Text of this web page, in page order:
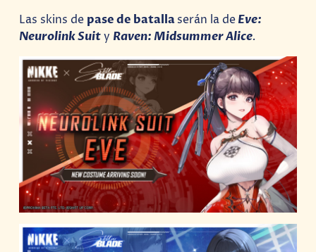
Las skins de pase de batallaserán la deEve:
Neurolink Suity Raven: Midsummer Alice.